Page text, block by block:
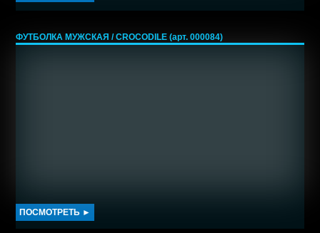
ФУТБОЛКА МУЖСКАЯ / CROCODILE (арт. 000084)
ПОСМОТРЕТЬ ►